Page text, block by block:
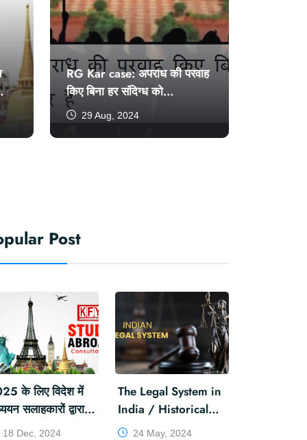
RG Kar case: अपराध की परवाह
किए बिना हर संदिग्ध को
वकील का अधिकार है
#RGKarCase
29 Aug, 2024
Post
के लिए विदेश में
सलाहकारों द्वारा
गए शीर्ष स्थान
18 Dec, 2024
The Legal System in
India / Historical
Evolution /
24 May, 2024